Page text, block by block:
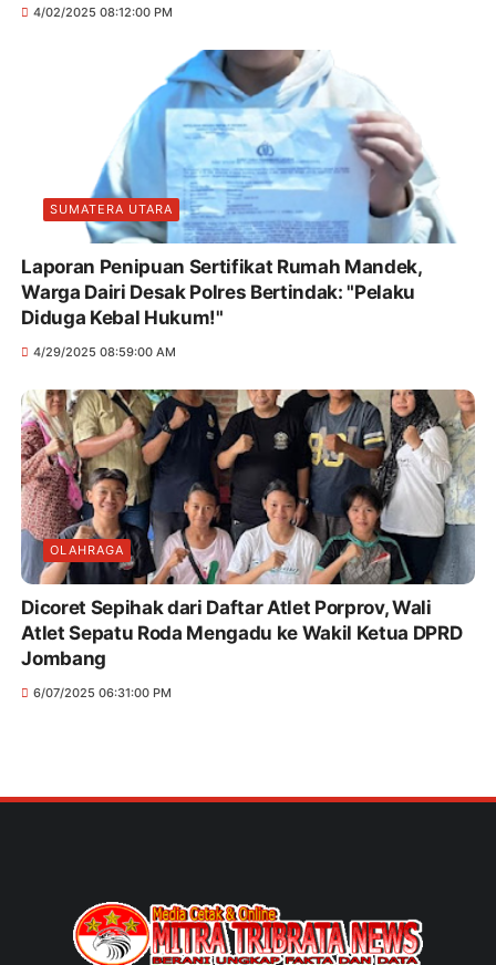
4/02/2025 08:12:00 PM
SUMATERA UTARA
Laporan Penipuan Sertifikat Rumah Mandek,
Warga Dairi Desak Polres Bertindak: "Pelaku
Diduga Kebal Hukum!"
4/29/2025 08:59:00 AM
OLAHRAGA
Dicoret Sepihak dari Daftar Atlet Porprov, Wali
Atlet Sepatu Roda Mengadu ke Wakil Ketua DPRD
Jombang
6/07/2025 06:31:00 PM